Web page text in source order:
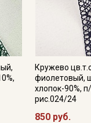
Кружево
фиолетовый,
хлопок-90%,
рис.024/24
850 руб.
от